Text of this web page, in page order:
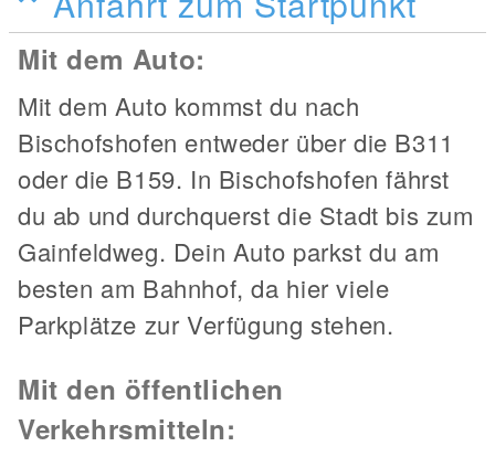
Mit dem Auto:
Mit dem Auto kommst du nach
Bischofshofen entweder über die B311
oder die B159. In Bischofshofen fährst
du ab und durchquerst die Stadt bis zum
Gainfeldweg. Dein Auto parkst du am
besten am Bahnhof, da hier viele
Parkplätze zur Verfügung stehen.
Mit den öffentlichen
Verkehrsmitteln: